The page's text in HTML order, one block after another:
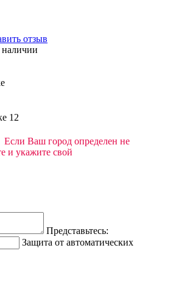
отзыв
12
Если Ваш город определен не
и укажите свой
Представьтесь:
Защита от автоматических